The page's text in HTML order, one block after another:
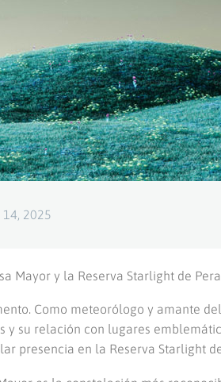
2025
Mayor y la Reserva Starlight de
Como meteorólogo y amante
y su relación con lugares
presencia en la Reserva Starlight